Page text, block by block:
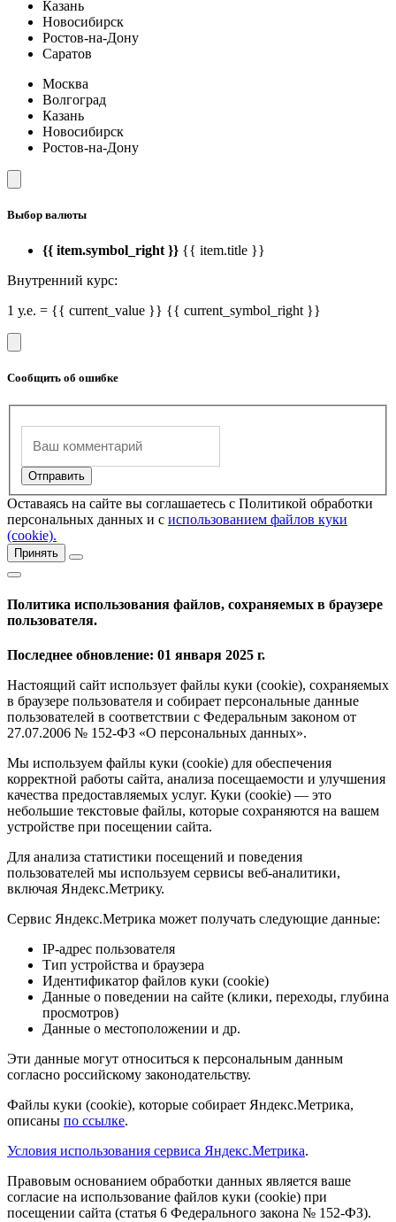
Казань
Новосибирск
Ростов-на-Дону
Саратов
Москва
Волгоград
Казань
Новосибирск
Ростов-на-Дону
Выбор валюты
{{ item.symbol_right }} {{ item.title }}
Внутренний курс:
1 у.е. = {{ current_value }} {{ current_symbol_right }}
Сообщить об ошибке
Оставаясь на сайте вы соглашаетесь с Политикой обработки
персональных данных и с использованием файлов куки
(cookie).
Принять
Политика использования файлов, сохраняемых в браузере
пользователя.
Последнее обновление: 01 января 2025 г.
Настоящий сайт использует файлы куки (cookie), сохраняемых
в браузере пользователя и собирает персональные данные
пользователей в соответствии с Федеральным законом от
27.07.2006 № 152-ФЗ «О персональных данных».
Мы используем файлы куки (cookie) для обеспечения
корректной работы сайта, анализа посещаемости и улучшения
качества предоставляемых услуг. Куки (cookie) — это
небольшие текстовые файлы, которые сохраняются на вашем
устройстве при посещении сайта.
Для анализа статистики посещений и поведения
пользователей мы используем сервисы веб-аналитики,
включая Яндекс.Метрику.
Сервис Яндекс.Метрика может получать следующие данные:
IP-адрес пользователя
Тип устройства и браузера
Идентификатор файлов куки (cookie)
Данные о поведении на сайте (клики, переходы, глубина
просмотров)
Данные о местоположении и др.
Эти данные могут относиться к персональным данным
согласно российскому законодательству.
Файлы куки (cookie), которые собирает Яндекс.Метрика,
описаны по ссылке.
Условия использования сервиса Яндекс.Метрика.
Правовым основанием обработки данных является ваше
согласие на использование файлов куки (cookie) при
посещении сайта (статья 6 Федерального закона № 152-ФЗ).